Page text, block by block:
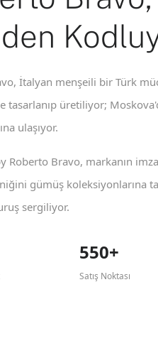
İtalyan menşeili bir Türk
tasarlanıp üretiliyor;
ulaşıyor.
Roberto Bravo, markanın
gümüş koleksiyonlarına
sergiliyor.
550+
Satış Noktası